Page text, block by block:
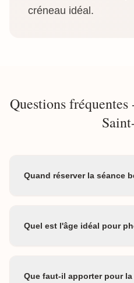
créneau idéal.
Questions fréquentes
Quand réserver la séance
Quel est l'âge idéal pour
Que faut-il apporter pour